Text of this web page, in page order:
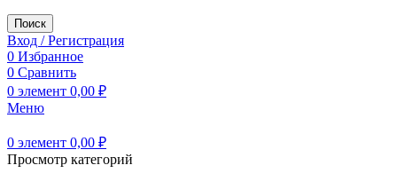
Поиск
Вход / Регистрация
0 Избранное
0 Сравнить
0 элемент 0,00 ₽
Меню
0 элемент 0,00 ₽
Просмотр категорий